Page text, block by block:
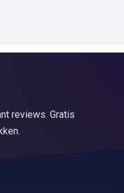
reviews. Gratis